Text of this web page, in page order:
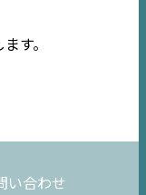
す。
い合わせ